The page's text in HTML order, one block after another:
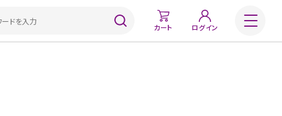
カート ログイン